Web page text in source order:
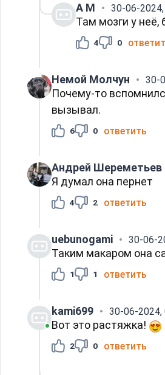
А M 30-06-
Там мозги у
4 0
Немой Молчун 30-
Почему-то
вызывал.
6 0 ответить
Андрей Шереметьев
Я думал она пернет
4 2 ответить
uebunogami 30-06-
Таким макаром она
1 1 ответить
kami699 30-06-2024,
Вот это растяжка!
2 0 ответить